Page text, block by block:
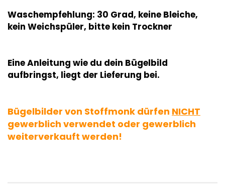
Waschempfehlung: 30 Grad, keine Bleiche,
kein Weichspüler, bitte kein Trockner
Eine Anleitung wie du dein Bügelbild
aufbringst, liegt der Lieferung bei.
Bügelbilder von Stoffmonk dürfen NICHT
gewerblich verwendet oder gewerblich
weiterverkauft werden!